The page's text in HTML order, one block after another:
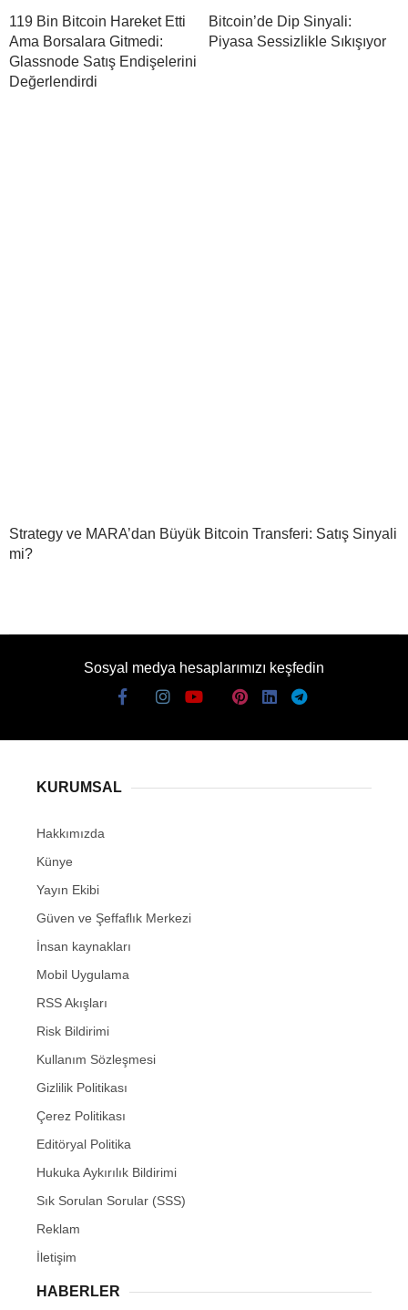
119 Bin Bitcoin Hareket Etti
Ama Borsalara Gitmedi:
Glassnode Satış Endişelerini
Değerlendirdi
Bitcoin’de Dip Sinyali:
Piyasa Sessizlikle Sıkışıyor
Strategy ve MARA’dan Büyük Bitcoin Transferi: Satış Sinyali
mi?
Sosyal medya hesaplarımızı keşfedin
KURUMSAL
Hakkımızda
Künye
Yayın Ekibi
Güven ve Şeffaflık Merkezi
İnsan kaynakları
Mobil Uygulama
RSS Akışları
Risk Bildirimi
Kullanım Sözleşmesi
Gizlilik Politikası
Çerez Politikası
Editöryal Politika
Hukuka Aykırılık Bildirimi
Sık Sorulan Sorular (SSS)
Reklam
İletişim
HABERLER